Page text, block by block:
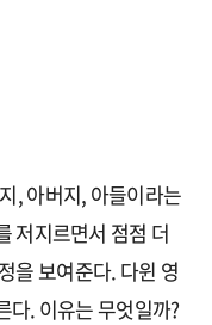
, 아버지, 아들이라는
저지르면서 점점 더
을 보여준다. 다윈 영
다. 이유는 무엇일까?